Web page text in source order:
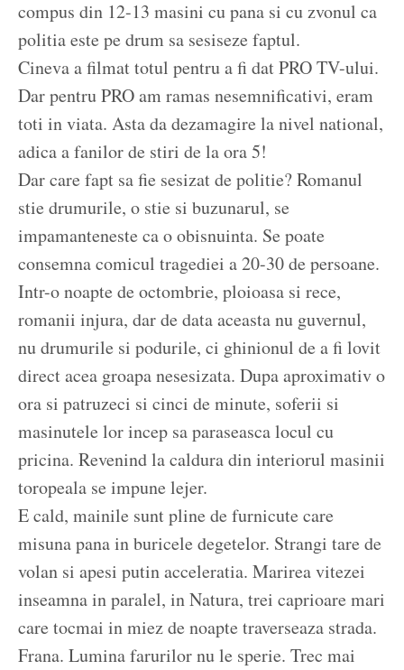
compus din 12-13 masini cu pana si cu zvonul ca
politia este pe drum sa sesiseze faptul.
Cineva a filmat totul pentru a fi dat PRO TV-ului.
Dar pentru PRO am ramas nesemnificativi, eram
toti in viata. Asta da dezamagire la nivel national,
adica a fanilor de stiri de la ora 5!
Dar care fapt sa fie sesizat de politie? Romanul
stie drumurile, o stie si buzunarul, se
impamanteneste ca o obisnuinta. Se poate
consemna comicul tragediei a 20-30 de persoane.
Intr-o noapte de octombrie, ploioasa si rece,
romanii injura, dar de data aceasta nu guvernul,
nu drumurile si podurile, ci ghinionul de a fi lovit
direct acea groapa nesesizata. Dupa aproximativ o
ora si patruzeci si cinci de minute, soferii si
masinutele lor incep sa paraseasca locul cu
pricina. Revenind la caldura din interiorul masinii
toropeala se impune lejer.
E cald, mainile sunt pline de furnicute care
misuna pana in buricele degetelor. Strangi tare de
volan si apesi putin acceleratia. Marirea vitezei
inseamna in paralel, in Natura, trei caprioare mari
care tocmai in miez de noapte traverseaza strada.
Frana. Lumina farurilor nu le sperie. Trec mai